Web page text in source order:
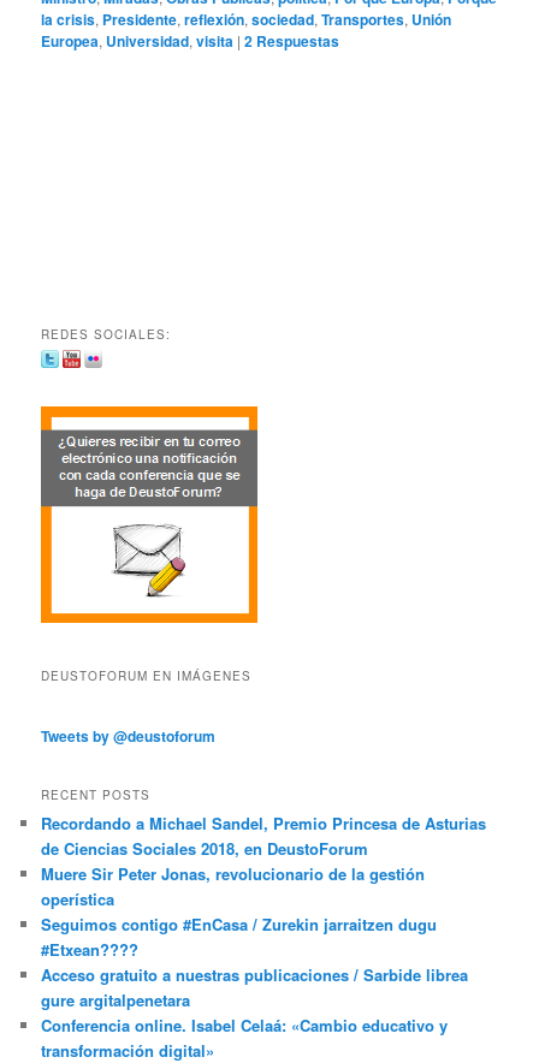
la crisis, Presidente,reflexión,sociedad,Transportes, Unión
Europea, Universidad,visita |2 Respuestas
REDES SOCIALES:
DEUSTOFORUM EN IMÁGENES
Tweets by @deustoforum
RECENT POSTS
Recordando a Michael Sandel, Premio Princesa de Asturias
de Ciencias Sociales 2018, en DeustoForum
Muere Sir Peter Jonas, revolucionario de la gestión
operística
Seguimos contigo #EnCasa / Zurekin jarraitzen dugu
#Etxean????
Acceso gratuito a nuestras publicaciones / Sarbide librea
gure argitalpenetara
Conferencia online. Isabel Celaá: «Cambio educativo y
transformación digital»